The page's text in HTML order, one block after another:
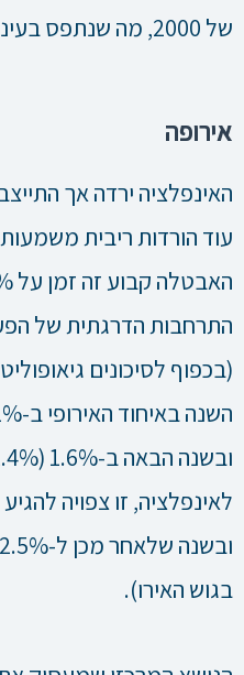
של 2000, מה שנתפס בעיני אחדים כרמז לבאות.
אירופה
האינפלציה ירדה אך
עוד הורדות ריבית
התרחבות הדרגתית של
(בכפוף לסיכונים
בגוש האירו).